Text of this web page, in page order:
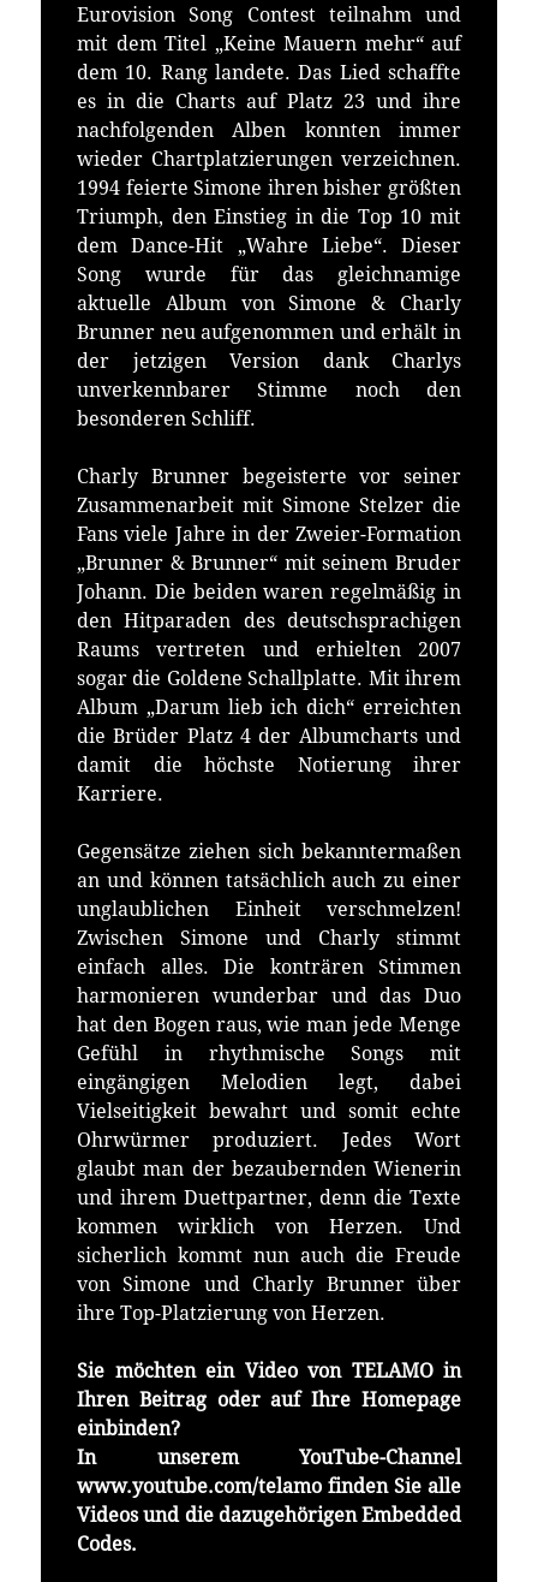
Eurovision Song Contest teilnahm und
mit dem Titel „Keine Mauern mehr“ auf
dem 10. Rang landete. Das Lied schaffte
es in die Charts auf Platz 23 und ihre
nachfolgenden Alben konnten immer
wieder Chartplatzierungen verzeichnen.
1994 feierte Simone ihren bisher größten
Triumph, den Einstieg in die Top 10 mit
dem Dance-Hit „Wahre Liebe“. Dieser
Song wurde für das gleichnamige
aktuelle Album von Simone & Charly
Brunner neu aufgenommen und erhält in
der jetzigen Version dank Charlys
unverkennbarer Stimme noch den
besonderen Schliff.
Charly Brunner begeisterte vor seiner
Zusammenarbeit mit Simone Stelzer die
Fans viele Jahre in der Zweier-Formation
„Brunner & Brunner“ mit seinem Bruder
Johann. Die beiden waren regelmäßig in
den Hitparaden des deutschsprachigen
Raums vertreten und erhielten 2007
sogar die Goldene Schallplatte. Mit ihrem
Album „Darum lieb ich dich“ erreichten
die Brüder Platz 4 der Albumcharts und
damit die höchste Notierung ihrer
Karriere.
Gegensätze ziehen sich bekanntermaßen
an und können tatsächlich auch zu einer
unglaublichen Einheit verschmelzen!
Zwischen Simone und Charly stimmt
einfach alles. Die konträren Stimmen
harmonieren wunderbar und das Duo
hat den Bogen raus, wie man jede Menge
Gefühl in rhythmische Songs mit
eingängigen Melodien legt, dabei
Vielseitigkeit bewahrt und somit echte
Ohrwürmer produziert. Jedes Wort
glaubt man der bezaubernden Wienerin
und ihrem Duettpartner, denn die Texte
kommen wirklich von Herzen. Und
sicherlich kommt nun auch die Freude
von Simone und Charly Brunner über
ihre Top-Platzierung von Herzen.
Sie möchten ein Video von TELAMO in
Ihren Beitrag oder auf Ihre Homepage
einbinden?
In unserem YouTube-Channel
www.youtube.com/telamo finden Sie alle
Videos und die dazugehörigen Embedded
Codes.